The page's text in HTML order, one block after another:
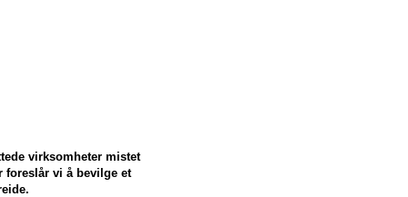
virksomheter mistet
vi å bevilge et